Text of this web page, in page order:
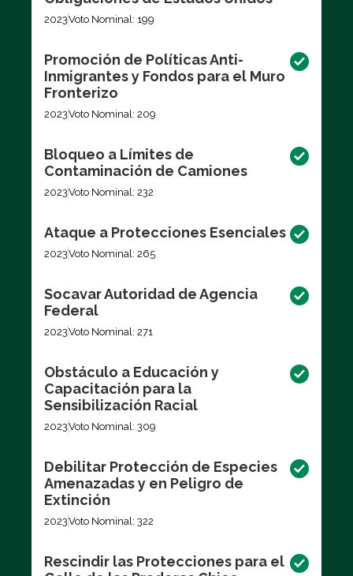
2023Voto Nominal: 199
Promoción de Políticas Anti-
Inmigrantes y Fondos para el Muro
Fronterizo
2023Voto Nominal: 209
Bloqueo a Límites de
Contaminación de Camiones
2023Voto Nominal: 232
Ataque a Protecciones Esenciales
2023Voto Nominal: 265
Socavar Autoridad de Agencia
Federal
2023Voto Nominal: 271
Obstáculo a Educación y
Capacitación para la
Sensibilización Racial
2023Voto Nominal: 309
Debilitar Protección de Especies
Amenazadas y en Peligro de
Extinción
2023Voto Nominal: 322
Rescindir las Protecciones para el